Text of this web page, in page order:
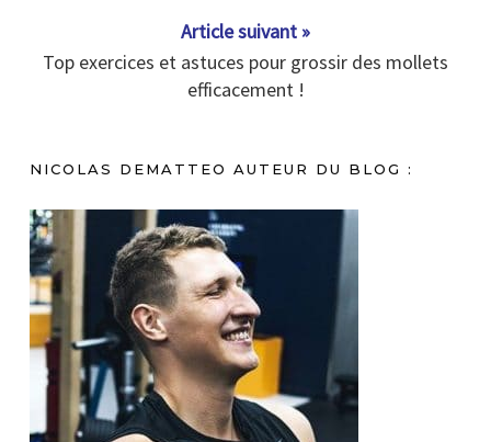
Article suivant »
Top exercices et astuces pour grossir des mollets
efficacement !
NICOLAS DEMATTEO AUTEUR DU BLOG :